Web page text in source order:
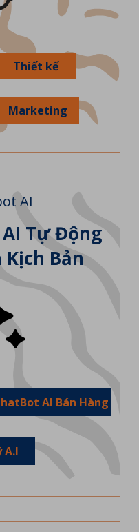
Thiết kế
Marketing
Tự Động
Kịch Bản
AI
AI Bán Hàng
A.I